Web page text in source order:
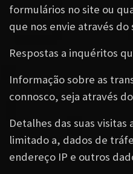
formulários no site ou
que nos envie através
Respostas a inquéritos
Informação sobre as
connosco, seja através
Detalhes das suas
limitado a, dados de
endereço IP e outros